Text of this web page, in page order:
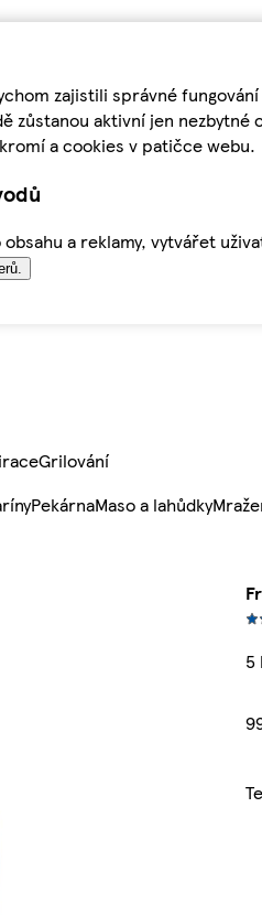
zajistili správné
zůstanou aktivní jen
a cookies v patičce webu.
a reklamy, vytvářet
Grilování
PekárnaMaso a lahůdky
5